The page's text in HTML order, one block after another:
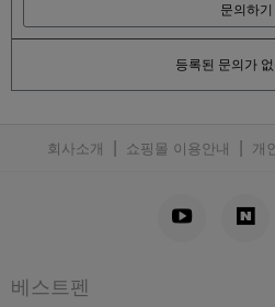
문의하기
등록된 문의가
회사소개 쇼핑몰 이용안내 개
베스트펜